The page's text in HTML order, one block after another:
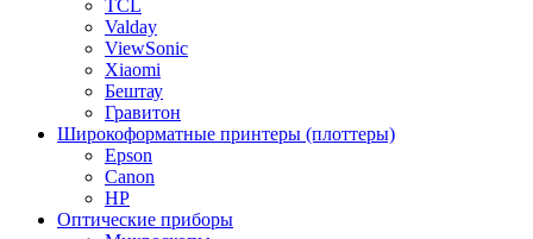
TCL
Valday
ViewSonic
Xiaomi
Бештау
Гравитон
Широкоформатные принтеры (плоттеры)
Epson
Canon
HP
Оптические приборы